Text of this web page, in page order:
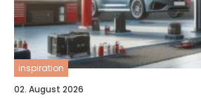
inspiration
02. August 2026